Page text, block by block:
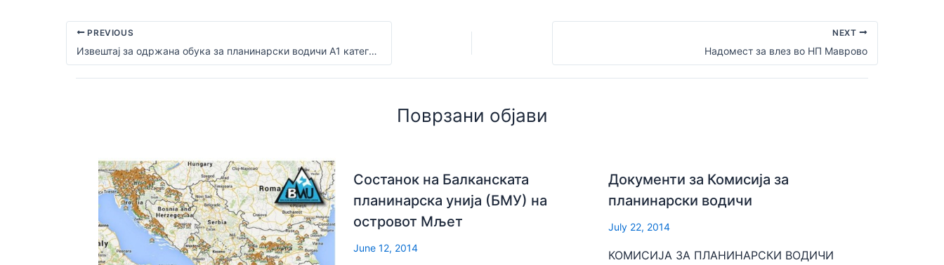
PREVIOUS
Извештај за одржана обука за планинарски водичи А1 категорија
NEXT
Надомест за влез во НП Маврово
Поврзани објави
Состанок на Балканската
планинарска унија (БМУ) на
островот Мљет
June 12, 2014
Документи за Комисија за
планинарски водичи
July 22, 2014
КОМИСИЈА ЗА ПЛАНИНАРСКИ ВОДИЧИ